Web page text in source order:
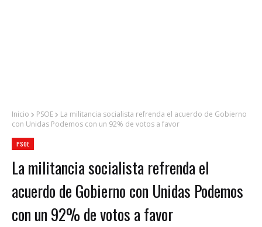
Inicio PSOE
La militancia socialista refrenda el acuerdo de Gobierno
con Unidas Podemos con un 92% de votos a favor
PSOE
La militancia socialista refrenda el
acuerdo de Gobierno con Unidas Podemos
con un 92% de votos a favor